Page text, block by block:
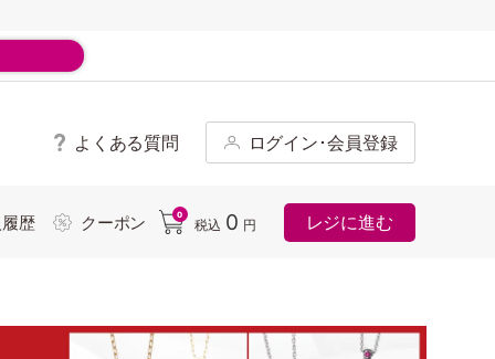
よくある質問 ログイン･会員登録
歴 クーポン 0
税込 0 円 レジに進む